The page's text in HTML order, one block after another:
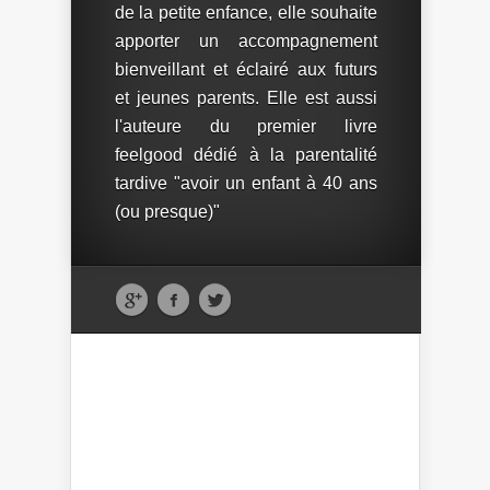
de la petite enfance, elle souhaite
apporter un accompagnement
bienveillant et éclairé aux futurs
et jeunes parents. Elle est aussi
l'auteure du premier livre
feelgood dédié à la parentalité
tardive "avoir un enfant à 40 ans
(ou presque)"